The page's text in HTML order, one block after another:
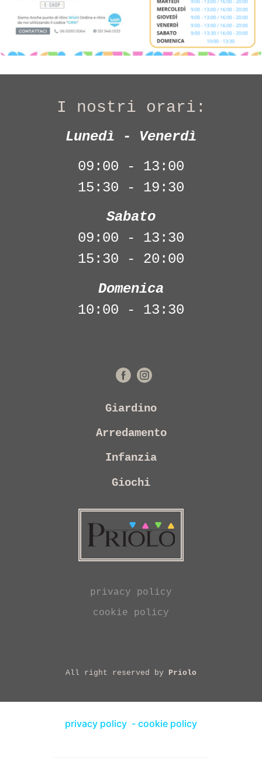
I nostri orari:
Lunedì - Venerdì
09:00 - 13:00
15:30 - 19:30
Sabato
09:00 - 13:30
15:30 - 20:00
Domenica
10:00 - 13:30
Giardino
Arredamento
Infanzia
Giochi
privacy policy
cookie policy
All right reserved by Priolo
privacy policy - cookie policy